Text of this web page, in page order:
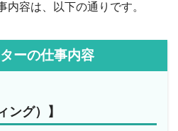
内容は、以下の通りです。
ーの仕事内容
ング）】